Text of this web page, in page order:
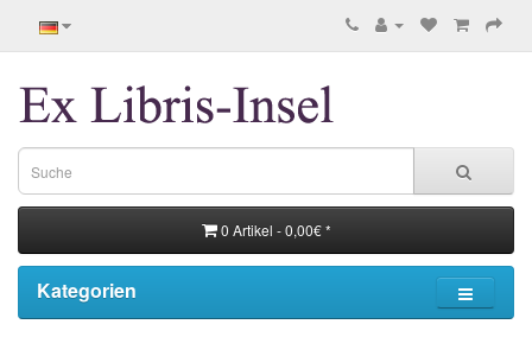
0 Artikel - 0,00€ *
Kategorien